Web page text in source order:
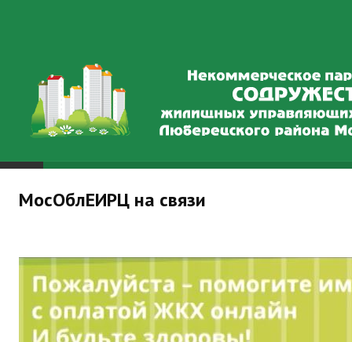
ул. С. П. Попова, д.7
ул. Шевлякова, д. 8
ул. Гоголя, д. 6
МосОблЕИРЦ на связи